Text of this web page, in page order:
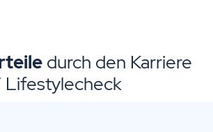
durch den Karriere